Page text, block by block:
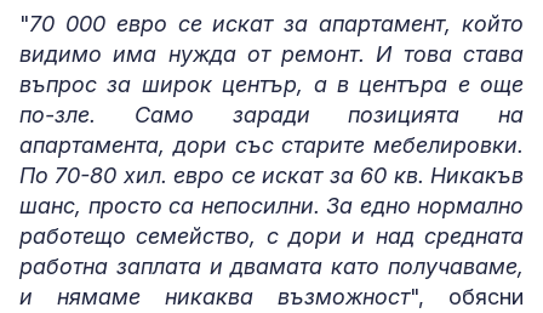
"70 000 евро се искат за апартамент, който
видимо има нужда от ремонт. И това става
въпрос за широк център, а в центъра е още
по-зле. Само заради позицията на
апартамента, дори със старите мебелировки.
По 70-80 хил. евро се искат за 60 кв. Никакъв
шанс, просто са непосилни. За едно нормално
работещо семейство, с дори и над средната
работна заплата и двамата като получаваме,
и нямаме никаква възможност", обясни